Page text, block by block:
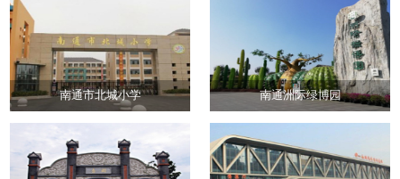
南通市北城小学 南通洲际绿博园